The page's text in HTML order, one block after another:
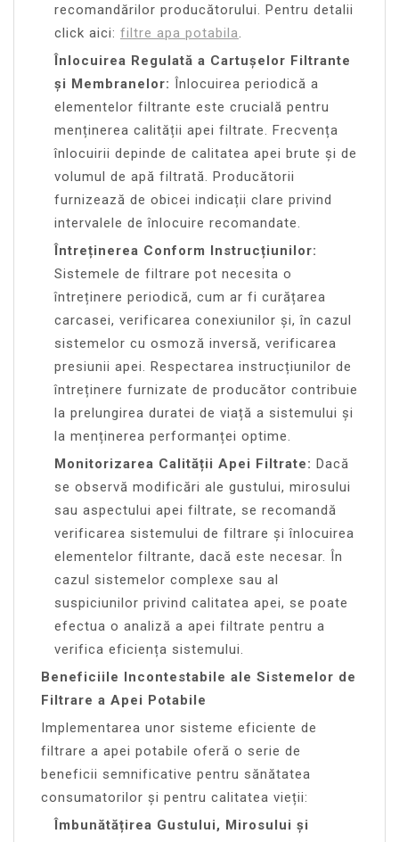
recomandărilor producătorului. Pentru detalii
click aici: filtre apa potabila.
Înlocuirea Regulată a Cartușelor Filtrante
și Membranelor: Înlocuirea periodică a
elementelor filtrante este crucială pentru
menținerea calității apei filtrate. Frecvența
înlocuirii depinde de calitatea apei brute și de
volumul de apă filtrată. Producătorii
furnizează de obicei indicații clare privind
intervalele de înlocuire recomandate.
Întreținerea Conform Instrucțiunilor:
Sistemele de filtrare pot necesita o
întreținere periodică, cum ar fi curățarea
carcasei, verificarea conexiunilor și, în cazul
sistemelor cu osmoză inversă, verificarea
presiunii apei. Respectarea instrucțiunilor de
întreținere furnizate de producător contribuie
la prelungirea duratei de viață a sistemului și
la menținerea performanței optime.
Monitorizarea Calității Apei Filtrate: Dacă
se observă modificări ale gustului, mirosului
sau aspectului apei filtrate, se recomandă
verificarea sistemului de filtrare și înlocuirea
elementelor filtrante, dacă este necesar. În
cazul sistemelor complexe sau al
suspiciunilor privind calitatea apei, se poate
efectua o analiză a apei filtrate pentru a
verifica eficiența sistemului.
Beneficiile Incontestabile ale Sistemelor de
Filtrare a Apei Potabile
Implementarea unor sisteme eficiente de
filtrare a apei potabile oferă o serie de
beneficii semnificative pentru sănătatea
consumatorilor și pentru calitatea vieții:
Îmbunătățirea Gustului, Mirosului și